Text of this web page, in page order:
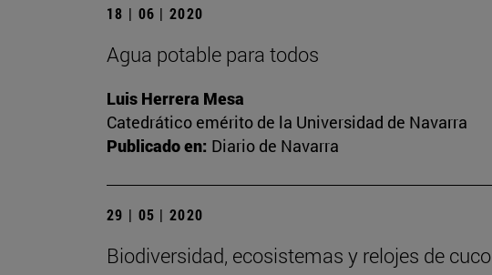
18 | 06 | 2020
Agua potable para todos
Luis Herrera Mesa
Catedrático emérito de la Universidad de Navarra
Publicado en: Diario de Navarra
29 | 05 | 2020
Biodiversidad, ecosistemas y relojes de cuco